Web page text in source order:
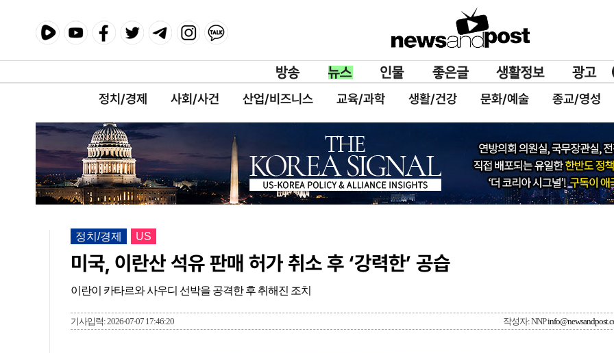
정치/경제 사회/사건 산업/비즈니스 교육/과학 생활/건강 문화/예술 종교/영성
정치/경제 US
미국, 이란산 석유 판매 허가 취소 후 ‘강력한’ 공습
이란이 카타르와 사우디 선박을 공격한 후 취해진 조치
기사입력: 2026-07-07 17:46:20 작성자: NNP